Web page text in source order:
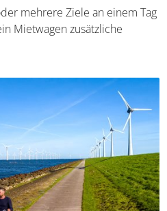
mehrere Ziele an einem Tag
Mietwagen zusätzliche